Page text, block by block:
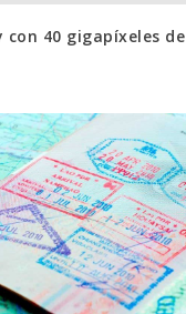
con 40 gigapíxeles de